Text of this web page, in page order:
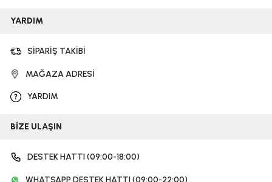
YARDIM
SİPARİŞ TAKİBİ
MAĞAZA ADRESİ
YARDIM
BİZE ULAŞIN
DESTEK HATTI (09:00-18:00)
WHATSAPP DESTEK HATTI (09:00-22:00)